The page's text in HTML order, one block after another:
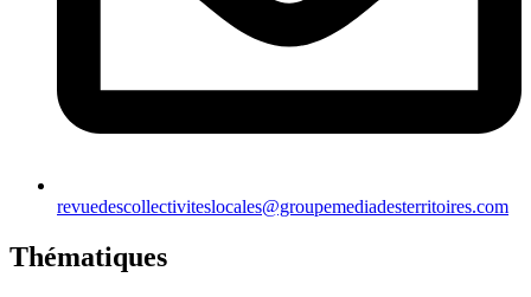
revuedescollectiviteslocales@groupemediadesterritoires.com
Thématiques